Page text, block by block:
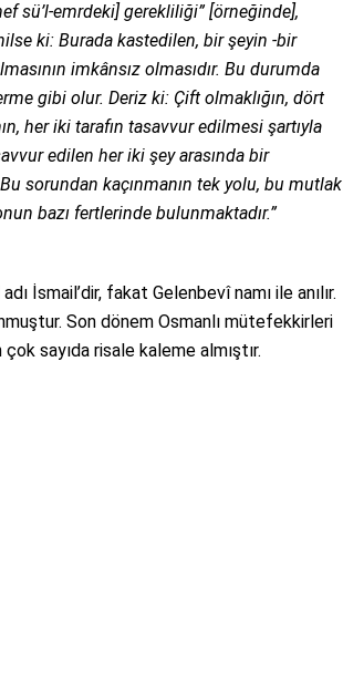
sü’l-emrdeki] gerekliliği” [örneğinde],
ki: Burada kastedilen, bir şeyin -bir
imkânsız olmasıdır. Bu durumda
gibi olur. Deriz ki: Çift olmaklığın, dört
her iki tarafın tasavvur edilmesi şartıyla
edilen her iki şey arasında bir
sorundan kaçınmanın tek yolu, bu mutlak
bazı fertlerinde bulunmaktadır.”
İsmail’dir, fakat Gelenbevî namı ile anılır.
Son dönem Osmanlı mütefekkirleri
sayıda risale kaleme almıştır.